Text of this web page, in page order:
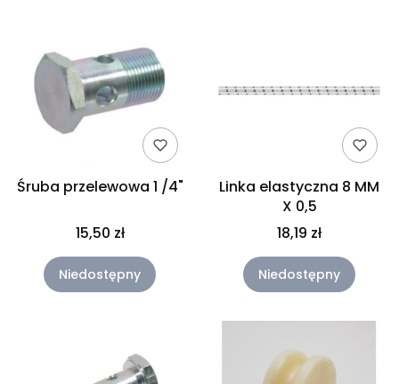
Śruba przelewowa 1 /4"
15,50 zł
Niedostępny
Linka elastyczna 8 MM
X 0,5
18,19 zł
Niedostępny